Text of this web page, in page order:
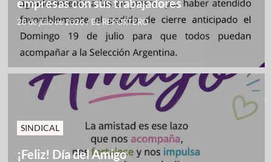
28 de julio de 2026/ EL REPORTERO
SINDICAL
¡Feliz! Día del Amigo